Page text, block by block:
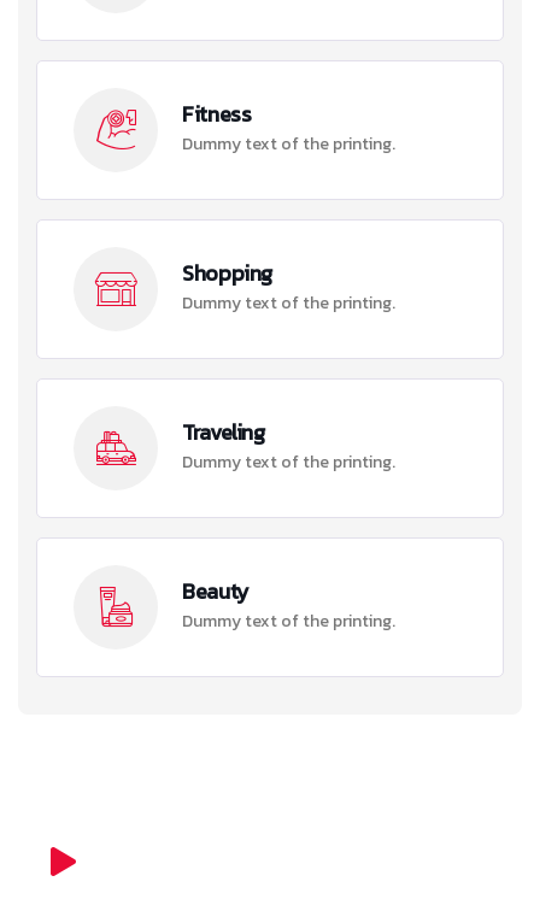
Fitness
Dummy text of the printing.
Shopping
Dummy text of the printing.
Traveling
Dummy text of the printing.
Beauty
Dummy text of the printing.